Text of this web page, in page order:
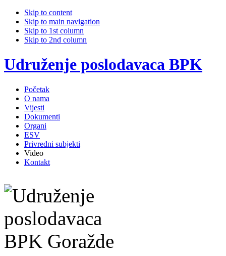
Skip to content
Skip to main navigation
Skip to 1st column
Skip to 2nd column
Udruženje poslodavaca BPK
Početak
O nama
Vijesti
Dokumenti
Organi
ESV
Privredni subjekti
Video
Kontakt